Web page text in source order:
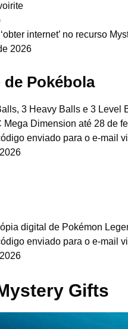
internet’ no recurso
2026
Pokébola
3 Heavy Balls e 3 Level
Mega Dimension até 28 de
enviado para o e-mail
digital de Pokémon
enviado para o e-mail
Gifts